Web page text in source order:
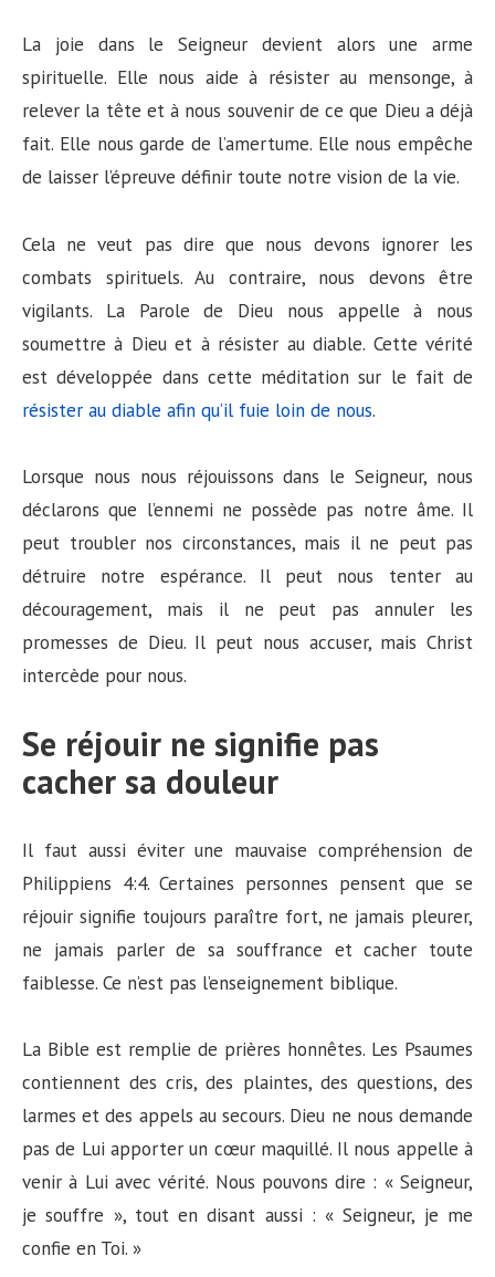
La joie dans le Seigneur devient alors une arme
spirituelle. Elle nous aide à résister au mensonge, à
relever la tête et à nous souvenir de ce que Dieu a déjà
fait. Elle nous garde de l’amertume. Elle nous empêche
de laisser l’épreuve définir toute notre vision de la vie.
Cela ne veut pas dire que nous devons ignorer les
combats spirituels. Au contraire, nous devons être
vigilants. La Parole de Dieu nous appelle à nous
soumettre à Dieu et à résister au diable. Cette vérité
est développée dans cette méditation sur le fait de
résister au diable afin qu’il fuie loin de nous.
Lorsque nous nous réjouissons dans le Seigneur, nous
déclarons que l’ennemi ne possède pas notre âme. Il
peut troubler nos circonstances, mais il ne peut pas
détruire notre espérance. Il peut nous tenter au
découragement, mais il ne peut pas annuler les
promesses de Dieu. Il peut nous accuser, mais Christ
intercède pour nous.
Se réjouir ne signifie pas
cacher sa douleur
Il faut aussi éviter une mauvaise compréhension de
Philippiens 4:4. Certaines personnes pensent que se
réjouir signifie toujours paraître fort, ne jamais pleurer,
ne jamais parler de sa souffrance et cacher toute
faiblesse. Ce n’est pas l’enseignement biblique.
La Bible est remplie de prières honnêtes. Les Psaumes
contiennent des cris, des plaintes, des questions, des
larmes et des appels au secours. Dieu ne nous demande
pas de Lui apporter un cœur maquillé. Il nous appelle à
venir à Lui avec vérité. Nous pouvons dire : « Seigneur,
je souffre », tout en disant aussi : « Seigneur, je me
confie en Toi. »